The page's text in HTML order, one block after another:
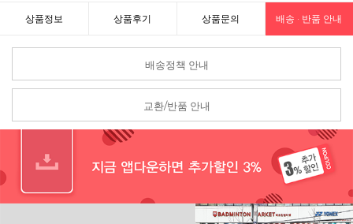
상품정보 상품후기 상품문의 배송 · 반품 안내
배송정책 안내
교환/반품 안내